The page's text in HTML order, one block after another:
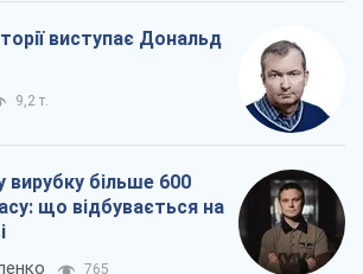
виступає Дональд
9,2 т.
вирубку більше 600
що відбувається на
765